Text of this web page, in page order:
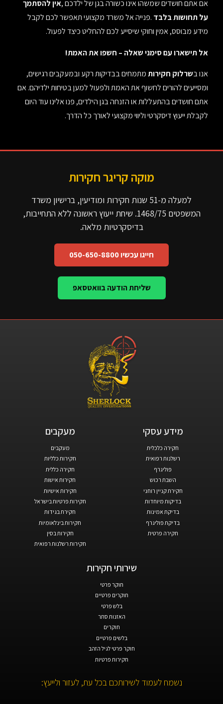
אם אתם חושדים שמשהו אינו כשורה בגן של ילדכם,אין להסתמך
על תחושות בלבד .פנייה אל משרד מקצועי תאפשר לכם לקבל
מידע מבוסס, אמין וחוקי שיסייע לכם להחליט כיצד לפעול.
אל תישארו עם סימני שאלה – חשפו את האמת!
אנו בשרלוק חקירותמתמחים בבדיקות רקע ובמעקבים רגישים,
ומסייעים להורים לחשוף את האמת ולפעול למען בטיחות ילדיהם. אם
אתם חושדים בהתעללות או הזנחה בגן הילדים, פנו אלינו עוד היום
לקבלת ייעוץ דיסקרטי וליווי מקצועי לאורך כל הדרך.
מוקה קריגר חקירות
למעלה מ-51 שנות חקירות ומודיעין, ברישיון משרד
המשפטים 1468/75. שיחת ייעוץ ראשונה ללא התחייבות,
בדיסקרטיות מלאה.
חייגו עכשיו 050-650-8800
שליחת הודעה בוואטסאפ
נשמח לעמוד לשירותכם בכל עת, לעזור ולייעץ:
שירותי חקירות
חוקר פרטי
חוקרים פרטיים
בלש פרטי
האזנות סתר
חוקרים
בלשים פרטיים
חוקר פרטי לגיל הזהב
חקירות פרטיות
מעקבים​
מעקבים
חקירות כלליות
חקירה כללית
חקירות אישות
חקירות אישיות
חקירות פרטיות בישראל
חקירת בגידות
חקירות בינלאומיות
חקירות בסין
חקירות רשלנות רפואית
מידע עסקי​
חקירה כלכלית
רשלנות רפואית
פוליגרף
השבת רכוש
חקירת קניין רוחני
בדיקות מיוחדות
בדיקת אמינות
בדיקת פוליגרף
חקירה פרטית